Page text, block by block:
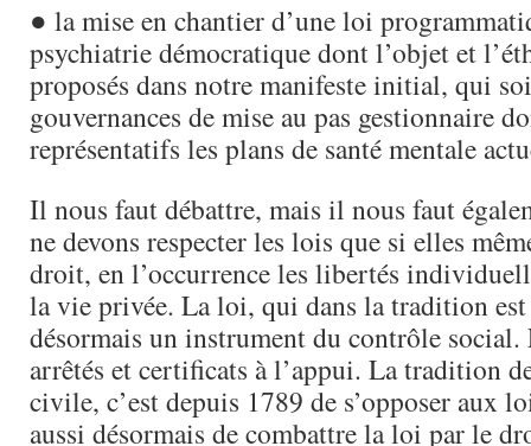
● la mise en chantier d’une loi
psychiatrie démocratique dont l’objet et
proposés dans notre manifeste initial, qui
gouvernances de mise au pas gestionnaire
représentatifs les plans de santé mentale
Il nous faut débattre, mais il nous faut
ne devons respecter les lois que si elles
droit, en l’occurrence les libertés
la vie privée. La loi, qui dans la tradition
désormais un instrument du contrôle
arrêtés et certificats à l’appui. La tradition
civile, c’est depuis 1789 de s’opposer aux
aussi désormais de combattre la loi par le